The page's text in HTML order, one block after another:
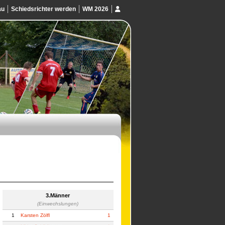
Schiedsrichter werden WM 2026
3.Männer
(Einwechslungen)
1 Karsten Zölfl 1